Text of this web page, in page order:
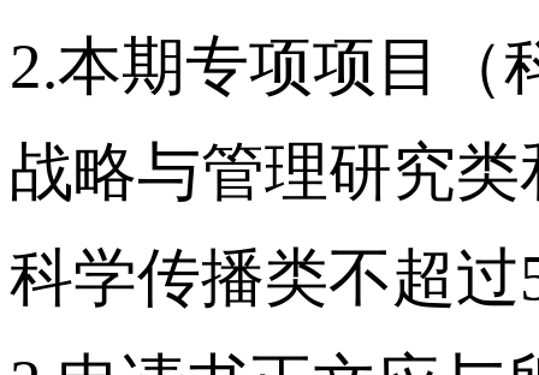
2.本期专项项目（
战略与管理研究
科学传播类不超